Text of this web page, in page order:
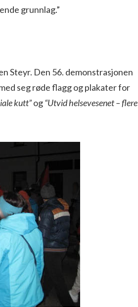
grunnlag.”
Steyr. Den 56. demonstrasjonen
seg røde flagg og plakater for
kutt”og“Utvid helsevesenet – flere